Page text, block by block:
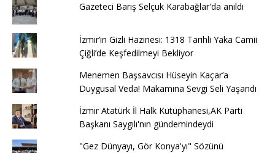
Gazeteci Barış Selçuk Karabağlar'da anıldı
İzmir’in Gizli Hazinesi: 1318 Tarihli Yaka Camii
Çiğli’de Keşfedilmeyi Bekliyor
Menemen Başsavcısı Hüseyin Kaçar’a
Duygusal Veda! Makamına Sevgi Seli Yaşandı
İzmir Atatürk İl Halk Kütüphanesi,AK Parti
Başkanı Saygılı'nın gündemindeydi
"Gez Dünyayı, Gör Konya'yı" Sözünü